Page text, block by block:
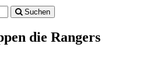
Suchen
die Rangers